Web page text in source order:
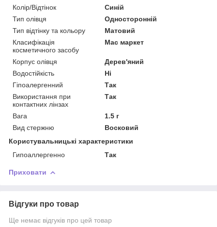
Колір/Відтінок
Синій
Тип олівця
Односторонній
Тип відтінку та кольору
Матовий
Класифікація
косметичного засобу
Мас маркет
Корпус олівця
Дерев'яний
Водостійкість
Ні
Гіпоалергенний
Так
Використання при
контактних лінзах
Так
Вага
1.5 г
Вид стержню
Восковий
Користувальницькі характеристики
Гипоаллергенно
Так
Приховати
Відгуки про товар
Ще немає відгуків про цей товар